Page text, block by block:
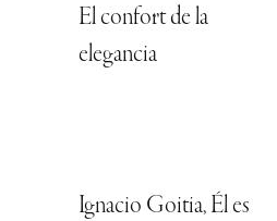
El confort de la
elegancia
Ignacio Goitia, Él es